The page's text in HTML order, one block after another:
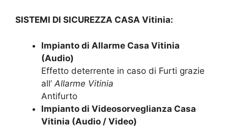
SISTEMI DI SICUREZZA CASA Vitinia:
Impianto di Allarme Casa Vitinia
(Audio)
Effetto deterrente in caso di Furti grazie
all’ Allarme Vitinia
Antifurto
Impianto di Videosorveglianza Casa
Vitinia (Audio / Video)